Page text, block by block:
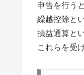
申告を行う
繰越控除と
損益通算と
これらを受